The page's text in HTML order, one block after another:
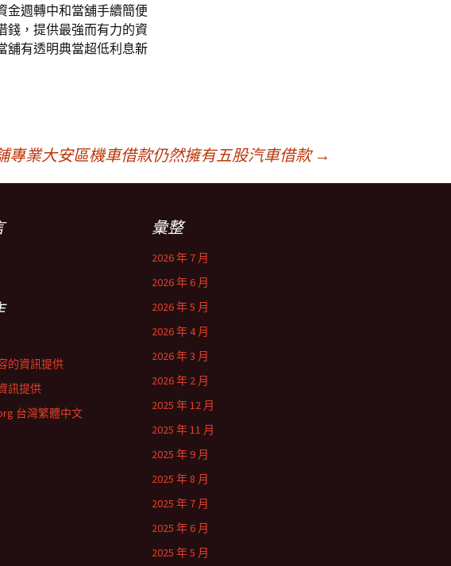
金週轉中和當舖手續簡便
錢，提供最強而有力的資
舖有透明典當超低利息新
專業大安區機車借款仍然擁有五股汽車借款 →
彙整
2026 年 7 月
2026 年 6 月
2026 年 5 月
2026 年 4 月
2026 年 3 月
2026 年 2 月
2025 年 12 月
2025 年 11 月
2025 年 9 月
2025 年 8 月
2025 年 7 月
2025 年 6 月
2025 年 5 月
的資訊提供
訊提供
台灣繁體中文